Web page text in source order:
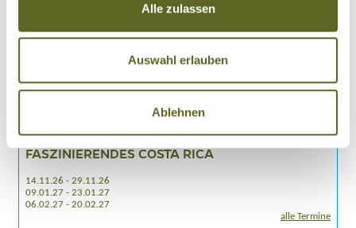
Alle zulassen
Auswahl erlauben
Ablehnen
FASZINIERENDES COSTA RICA
14.11.26 - 29.11.26
09.01.27 - 23.01.27
06.02.27 - 20.02.27
alle Termine